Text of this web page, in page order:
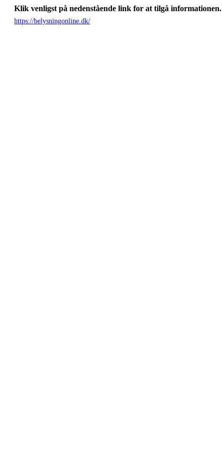
Klik venligst på nedenstående link for at tilgå informationen.
https://belysningonline.dk/